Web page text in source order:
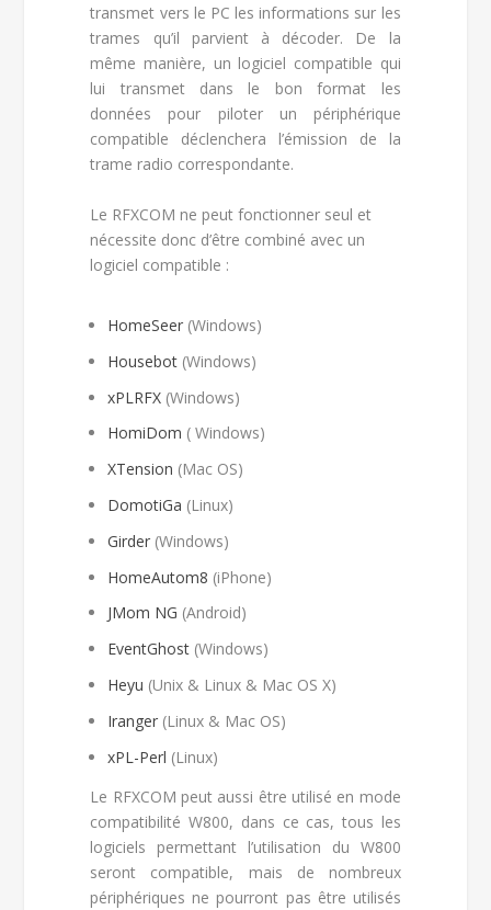
transmet vers le PC les informations sur les
trames qu’il parvient à décoder. De la
même manière, un logiciel compatible qui
lui transmet dans le bon format les
données pour piloter un périphérique
compatible déclenchera l’émission de la
trame radio correspondante.
Le RFXCOM ne peut fonctionner seul et
nécessite donc d’être combiné avec un
logiciel compatible :
HomeSeer (Windows)
Housebot (Windows)
xPL RFX (Windows)
HomiDom ( Windows)
XTension (Mac OS)
DomotiGa (Linux)
Girder (Windows)
HomeAutom8 (iPhone)
JMom NG (Android)
EventGhost (Windows)
Heyu (Unix & Linux & Mac OS X)
Iranger (Linux & Mac OS)
xPL-Perl (Linux)
Le RFXCOM peut aussi être utilisé en mode
compatibilité W800, dans ce cas, tous les
logiciels permettant l’utilisation du W800
seront compatible, mais de nombreux
périphériques ne pourront pas être utilisés